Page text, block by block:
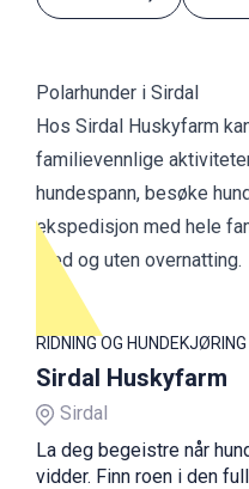
Polarhunder i Sirdal
Hos Sirdal Huskyfarm
familievennlige
hundespann, besøke
ekspedisjon med hele
med og uten overnatting.
RIDNING OG HUNDEKJØRING
Sirdal Huskyfarm
Sirdal
La deg begeistre når
vidder. Finn roen i den